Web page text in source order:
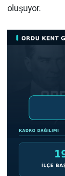
oluşuyor.